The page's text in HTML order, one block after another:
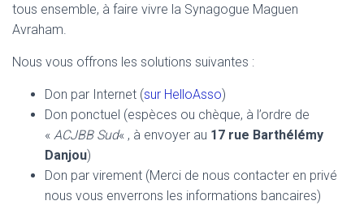
tous ensemble, à faire vivre la Synagogue Maguen
Avraham.
Nous vous offrons les solutions suivantes :
Don par Internet (sur HelloAsso)
Don ponctuel (espèces ou chèque, à l’ordre de
« ACJBB Sud« , à envoyer au 17 rue Barthélémy
Danjou)
Don par virement (Merci de nous contacter en privé
nous vous enverrons les informations bancaires)